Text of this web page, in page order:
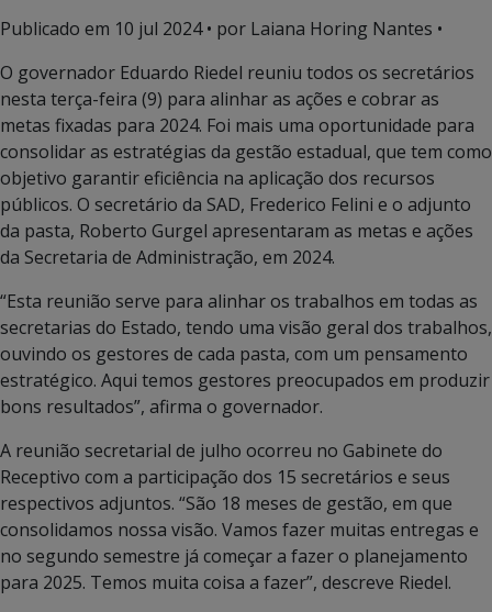
Publicado em 10 jul 2024• por Laiana Horing Nantes •
O governador Eduardo Riedel reuniu todos os secretários
nesta terça-feira (9) para alinhar as ações e cobrar as
metas fixadas para 2024. Foi mais uma oportunidade para
consolidar as estratégias da gestão estadual, que tem como
objetivo garantir eficiência na aplicação dos recursos
públicos. O secretário da SAD, Frederico Felini e o adjunto
da pasta, Roberto Gurgel apresentaram as metas e ações
da Secretaria de Administração, em 2024.
“Esta reunião serve para alinhar os trabalhos em todas as
secretarias do Estado, tendo uma visão geral dos trabalhos,
ouvindo os gestores de cada pasta, com um pensamento
estratégico. Aqui temos gestores preocupados em produzir
bons resultados”, afirma o governador.
A reunião secretarial de julho ocorreu no Gabinete do
Receptivo com a participação dos 15 secretários e seus
respectivos adjuntos. “São 18 meses de gestão, em que
consolidamos nossa visão. Vamos fazer muitas entregas e
no segundo semestre já começar a fazer o planejamento
para 2025. Temos muita coisa a fazer”, descreve Riedel.